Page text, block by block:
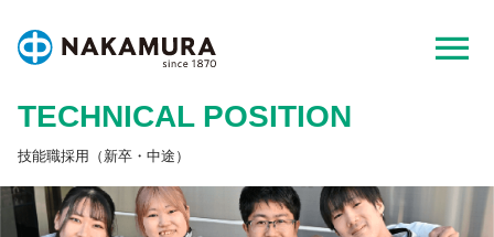
content
menu
TECHNICAL POSITION
技能職採用（新卒・中途）